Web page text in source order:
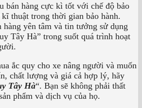
bán hàng cực kì tốt với chế độ bảo
thuật trong thời gian bảo hành.
yên tâm và tin tưởng sử dụng
Tây Hà” trong suốt quá trình hoạt
ắc quy cho xe nâng người và muốn
chất lượng và giá cả hợp lý, hãy
Tây Hà“. Bạn sẽ không phải thất
phẩm và dịch vụ của họ.